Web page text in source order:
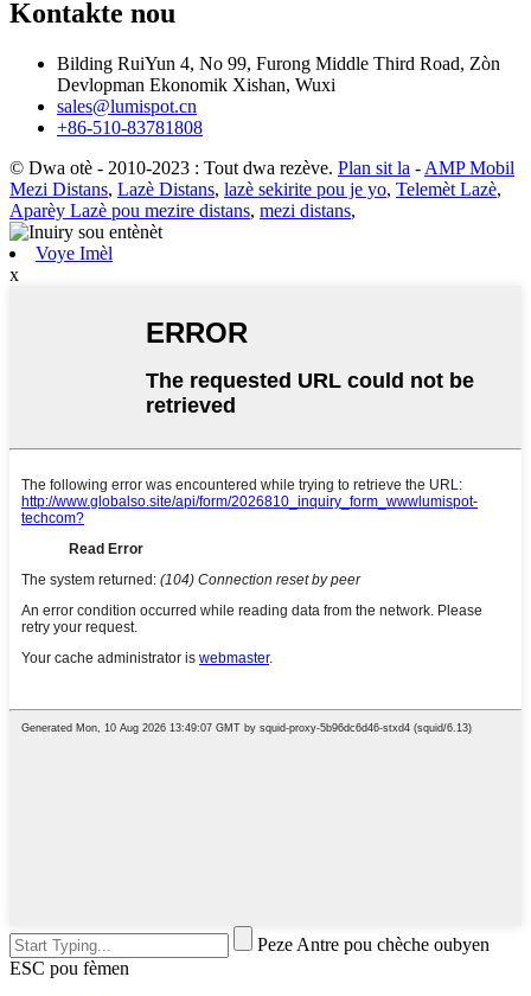
Kontakte nou
Bilding RuiYun 4, No 99, Furong Middle Third Road, Zòn
Devlopman Ekonomik Xishan, Wuxi
sales@lumispot.cn
+86-510-83781808
© Dwa otè - 2010-2023 : Tout dwa rezève. Plan sit la - AMP Mobil
Mezi Distans, Lazè Distans, lazè sekirite pou je yo, Telemèt Lazè,
Aparèy Lazè pou mezire distans, mezi distans,
Voye Imèl
x
Peze Antre pou chèche oubyen
ESC pou fèmen